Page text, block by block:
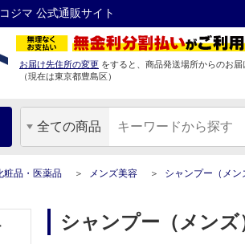
ジマ 公式通販サイト
お届け先住所の変更 をすると、商品発送場所からのお届
（現在は東京都豊島区）
全ての商品
粧品・医薬品 メンズ美容 シャンプー（メン
シャンプー（メンズ